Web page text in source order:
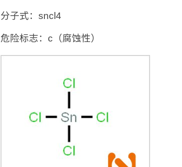
分子式：sncl4
危险标志：c（腐蚀性）